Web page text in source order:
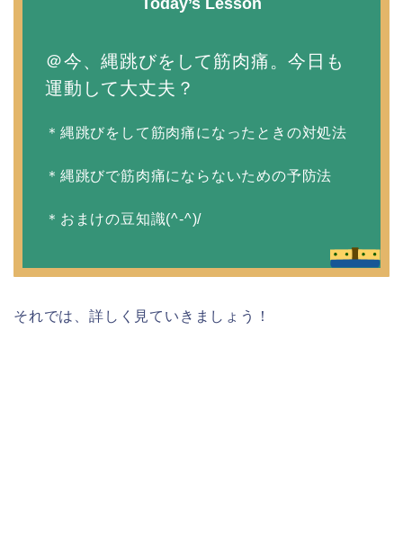
Today’s Lesson
＠今、縄跳びをして筋肉痛。今日も
運動して大丈夫？
＊縄跳びをして筋肉痛になったときの対処法
＊縄跳びで筋肉痛にならないための予防法
＊おまけの豆知識(^-^)/
それでは、詳しく見ていきましょう！